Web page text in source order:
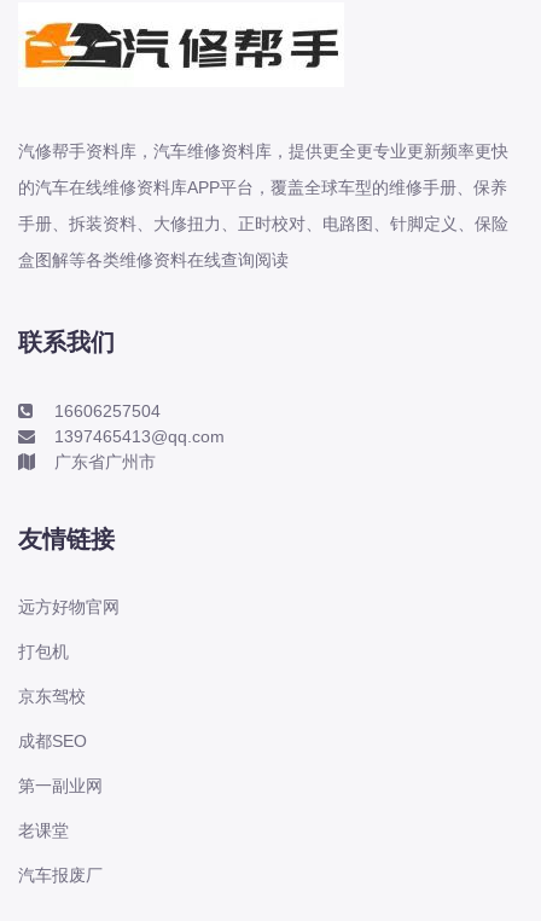
比速
创维
昌河
曹操
长丰猎豹
长安
长安-欧尚
长安-睿行
DS
东风富康
东风小康
东风景逸
东风菱智
汽修帮手资料库，汽车维修资料库，提供更全更专业更新频率更快
的汽车在线维修资料库APP平台，覆盖全球车型的维修手册、保养
手册、拆装资料、大修扭力、正时校对、电路图、针脚定义、保险
盒图解等各类维修资料在线查询阅读
联系我们
16606257504
1397465413@qq.com
广东省广州市
友情链接
远方好物官网
打包机
京东驾校
成都SEO
第一副业网
老课堂
汽车报废厂